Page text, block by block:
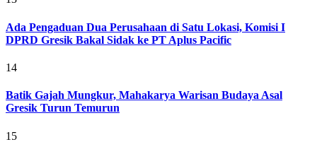
Ada Pengaduan Dua Perusahaan di Satu Lokasi, Komisi I
DPRD Gresik Bakal Sidak ke PT Aplus Pacific
14
Batik Gajah Mungkur, Mahakarya Warisan Budaya Asal
Gresik Turun Temurun
15